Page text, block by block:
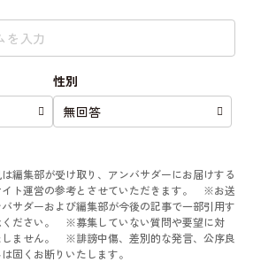
性別
編集部が受け取り、アンバサダーにお届けする
イト運営の参考とさせていただきます。 ※お送
サダーおよび編集部が今後の記事で一部引用す
ください。 ※募集していない質問や要望に対
しません。 ※誹謗中傷、差別的な発言、公序良
固くお断りいたします。